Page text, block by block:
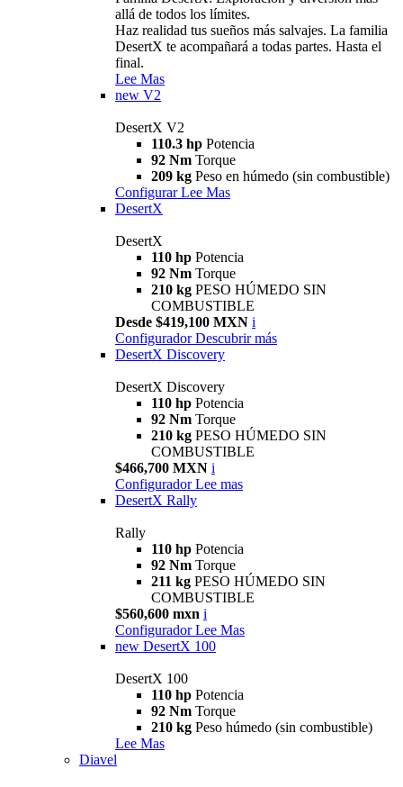
allá de todos los límites.
Haz realidad tus sueños más salvajes. La familia
DesertX te acompañará a todas partes. Hasta el
final.
Lee Mas
new V2
DesertX V2
110.3 hp Potencia
92 Nm Torque
209 kg Peso en húmedo (sin combustible)
Configurar Lee Mas
DesertX
DesertX
110 hp Potencia
92 Nm Torque
210 kg PESO HÚMEDO SIN
COMBUSTIBLE
Desde $419,100 MXN i
Configurador Descubrir más
DesertX Discovery
DesertX Discovery
110 hp Potencia
92 Nm Torque
210 kg PESO HÚMEDO SIN
COMBUSTIBLE
$466,700 MXN i
Configurador Lee mas
DesertX Rally
Rally
110 hp Potencia
92 Nm Torque
211 kg PESO HÚMEDO SIN
COMBUSTIBLE
$560,600 mxn i
Configurador Lee Mas
new DesertX 100
DesertX 100
110 hp Potencia
92 Nm Torque
210 kg Peso húmedo (sin combustible)
Lee Mas
Diavel